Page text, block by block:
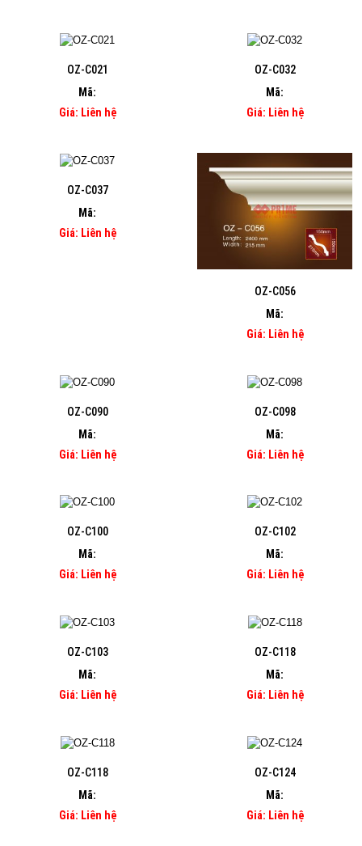
OZ-C021
Mã:
Giá: Liên hệ
OZ-C032
Mã:
Giá: Liên hệ
OZ-C037
Mã:
Giá: Liên hệ
OZ-C056
Mã:
Giá: Liên hệ
OZ-C090
Mã:
Giá: Liên hệ
OZ-C098
Mã:
Giá: Liên hệ
OZ-C100
Mã:
Giá: Liên hệ
OZ-C102
Mã:
Giá: Liên hệ
OZ-C103
Mã:
Giá: Liên hệ
OZ-C118
Mã:
Giá: Liên hệ
OZ-C118
Mã:
Giá: Liên hệ
OZ-C124
Mã:
Giá: Liên hệ